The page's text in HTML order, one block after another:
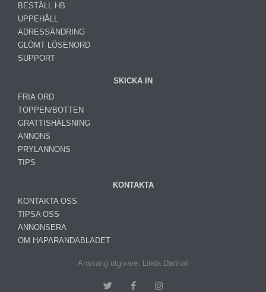
BESTÄLL HB
UPPEHÅLL
ADRESSÄNDRING
GLÖMT LÖSENORD
SUPPORT
SKICKA IN
FRIA ORD
TOPPEN/BOTTEN
GRATTISHÄLSNING
ANNONS
PRYLANNONS
TIPS
KONTAKTA
KONTAKTA OSS
TIPSA OSS
ANNONSERA
OM HAPARANDABLADET
Ansvarig utgivare: Linda Danhall